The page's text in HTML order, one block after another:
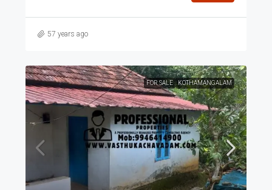
57 years ago
FOR SALE KOTHAMANGALAM